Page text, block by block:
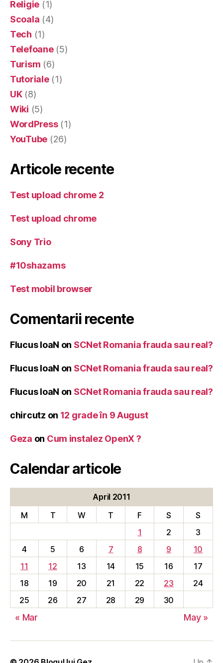
Religie (1)
Scoala (4)
Tech (1)
Telefoane(5)
Turism (6)
Tutoriale(1)
UK(8)
Wiki (5)
WordPress(1)
YouTube (26)
Articole recente
Test upload chrome 2
Test upload chrome
Sony Trio
#10shazams
Test mobil browser
Comentarii recente
Flucus IoaN on SCNet Romania frauda sau real?
Flucus IoaN on SCNet Romania frauda sau real?
Flucus IoaN on SCNet Romania frauda sau real?
chircutz on 12 grade în 9 August
Geza on Cum instalez OpenX ?
Calendar articole
April 2011
M
T W T F S
S
1
2
3
4
5 6 7 8 9
10
11
12 13 14 15 16
17
18
19 20 21 22 23
24
25
26 27 28 29 30
« Mar May »